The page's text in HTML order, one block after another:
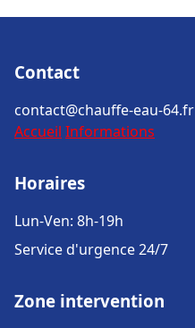
Contact
contact@chauffe-eau-64.fr
Accueil Informations
Horaires
Lun-Ven: 8h-19h
Service d'urgence 24/7
Zone intervention